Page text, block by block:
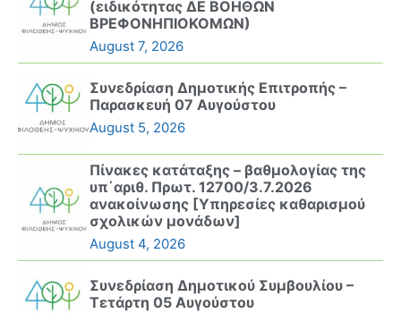
(ειδικότητας ΔΕ ΒΟΗΘΩΝ
ΒΡΕΦΟΝΗΠΙΟΚΟΜΩΝ)
August 7, 2026
Συνεδρίαση Δημοτικής Επιτροπής –
Παρασκευή 07 Αυγούστου
August 5, 2026
Πίνακες κατάταξης – βαθμολογίας της
υπ΄αριθ. Πρωτ. 12700/3.7.2026
ανακοίνωσης [Υπηρεσίες καθαρισμού
σχολικών μονάδων]
August 4, 2026
Συνεδρίαση Δημοτικού Συμβουλίου –
Τετάρτη 05 Αυγούστου